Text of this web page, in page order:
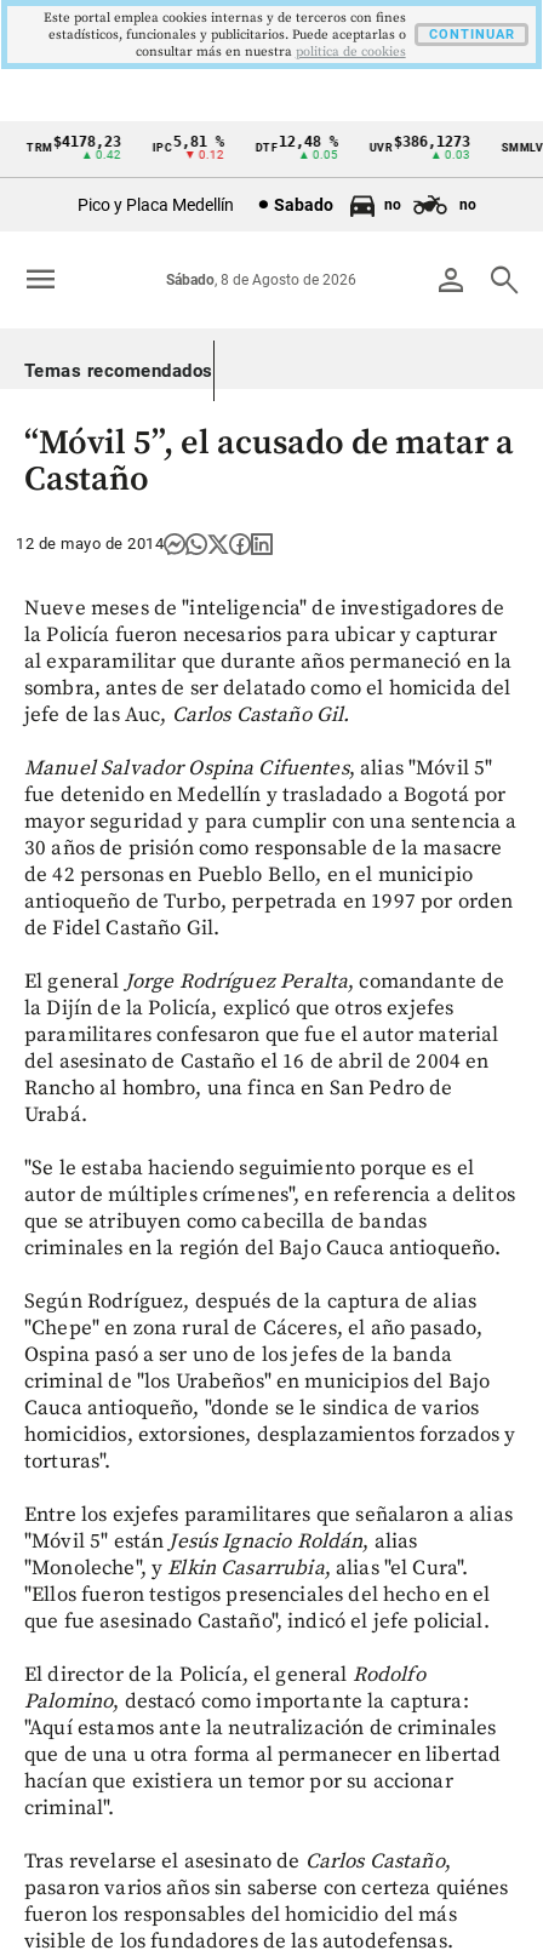
Cintillo
Colombia
TRM$4178,23
▲ 0.42
IPC5,81 %
▼ 0.12
DTF12,48 %
▲ 0.05
UVR$386,1273
▲ 0.03
SMMLV
Pico y Placa Medellín Sabado no no
person search
Sábado, 8 de Agosto de 2026
menu
Temas recomendados
“Móvil 5”, el acusado de matar a
Castaño
12 de mayo de 2014
Nueve meses de "inteligencia" de investigadores de
la Policía fueron necesarios para ubicar y capturar
al exparamilitar que durante años permaneció en la
sombra, antes de ser delatado como el homicida del
jefe de las Auc, Carlos Castaño Gil.
Manuel Salvador Ospina Cifuentes, alias "Móvil 5"
fue detenido en Medellín y trasladado a Bogotá por
mayor seguridad y para cumplir con una sentencia a
30 años de prisión como responsable de la masacre
de 42 personas en Pueblo Bello, en el municipio
antioqueño de Turbo, perpetrada en 1997 por orden
de Fidel Castaño Gil.
El general Jorge Rodríguez Peralta, comandante de
la Dijín de la Policía, explicó que otros exjefes
paramilitares confesaron que fue el autor material
del asesinato de Castaño el 16 de abril de 2004 en
Rancho al hombro, una finca en San Pedro de
Urabá.
"Se le estaba haciendo seguimiento porque es el
autor de múltiples crímenes", en referencia a delitos
que se atribuyen como cabecilla de bandas
criminales en la región del Bajo Cauca antioqueño.
Según Rodríguez, después de la captura de alias
"Chepe" en zona rural de Cáceres, el año pasado,
Ospina pasó a ser uno de los jefes de la banda
criminal de "los Urabeños" en municipios del Bajo
Cauca antioqueño, "donde se le sindica de varios
homicidios, extorsiones, desplazamientos forzados y
torturas".
Entre los exjefes paramilitares que señalaron a alias
"Móvil 5" están Jesús Ignacio Roldán, alias
"Monoleche", yElkin Casarrubia, alias "el Cura".
"Ellos fueron testigos presenciales del hecho en el
que fue asesinado Castaño", indicó el jefe policial.
El director de la Policía, el general Rodolfo
Palomino, destacó como importante la captura:
"Aquí estamos ante la neutralización de criminales
que de una u otra forma al permanecer en libertad
hacían que existiera un temor por su accionar
criminal".
Tras revelarse el asesinato de Carlos Castaño,
pasaron varios años sin saberse con certeza quiénes
fueron los responsables del homicidio del más
visible de los fundadores de las autodefensas.
Este portal emplea cookies internas y de terceros con fines
estadísticos, funcionales y publicitarios. Puede aceptarlas o
consultar más en nuestra politica de cookies
CONTINUAR